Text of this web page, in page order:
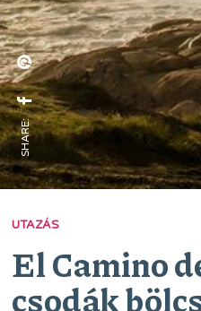
SHARE:
UTAZÁS
El Camino
csodák